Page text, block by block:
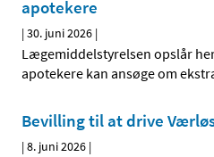
apotekere
|30. juni 2026 |
Lægemiddelstyrelsen opslår
apotekere kan ansøge om
Bevilling til at drive
|8. juni 2026 |